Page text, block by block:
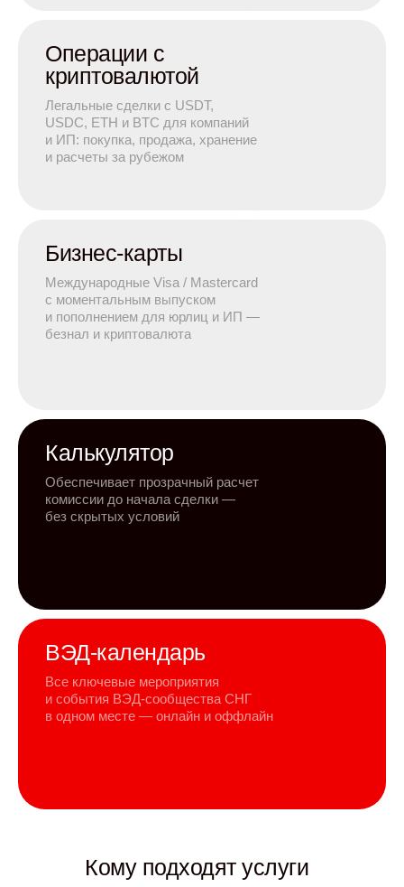
Операции с
криптовалютой
Легальные сделки с USDT,
USDC, ETH и BTC для компаний
и ИП: покупка, продажа, хранение
и расчеты за рубежом
Бизнес-карты
Международные Visa / Mastercard
с моментальным выпуском
и пополнением для юрлиц и ИП —
безнал и криптовалюта
Калькулятор
Обеспечивает прозрачный расчет
комиссии до начала сделки —
без скрытых условий
ВЭД-календарь
Все ключевые мероприятия
и события ВЭД-сообщества СНГ
в одном месте — онлайн и оффлайн
Кому подходят услуги